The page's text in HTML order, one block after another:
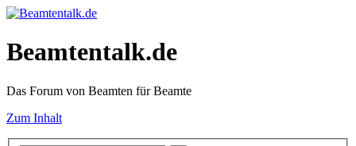
Beamtentalk.de
Das Forum von Beamten für Beamte
Zum Inhalt